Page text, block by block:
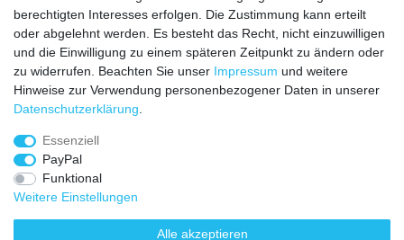
Zahlungsarten
Impressum
Widerrufs­recht
berechtigten Interesses erfolgen. Die Zustimmung kann erteilt
oder abgelehnt werden. Es besteht das Recht, nicht einzuwilligen
und die Einwilligung zu einem späteren Zeitpunkt zu ändern oder
zu widerrufen. Beachten Sie unser Impressum und weitere
Hinweise zur Verwendung personenbezogener Daten in unserer
Daten­schutz­erklärung
Essenziell
PayPal
Funktional
Weitere Einstellungen
Alle akzeptieren